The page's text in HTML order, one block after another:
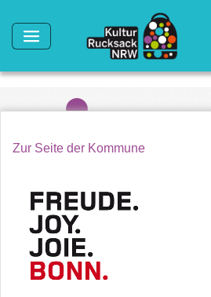
Zur Seite der Kommune